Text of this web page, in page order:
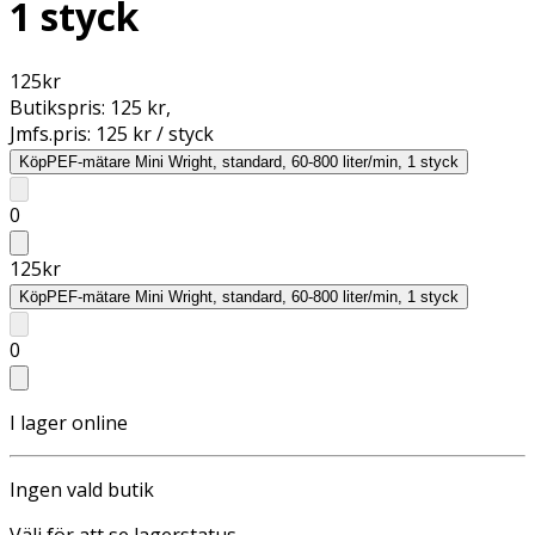
1 styck
125kr
Butikspris: 125 kr,
Jmfs.pris: 125 kr / styck
KöpPEF-mätare Mini Wright, standard, 60-800 liter/min, 1 styck
0
125kr
KöpPEF-mätare Mini Wright, standard, 60-800 liter/min, 1 styck
0
I lager online
Ingen vald butik